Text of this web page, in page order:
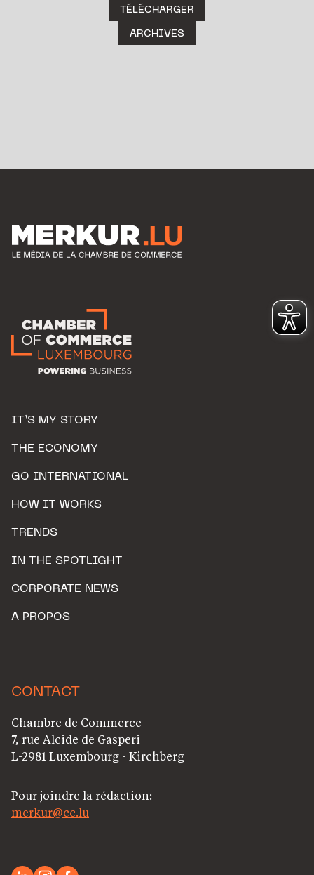
TÉLÉCHARGER
ARCHIVES
IT’S MY STORY
THE ECONOMY
GO INTERNATIONAL
HOW IT WORKS
TRENDS
IN THE SPOTLIGHT
CORPORATE NEWS
A PROPOS
CONTACT
Chambre de Commerce
7, rue Alcide de Gasperi
L-2981 Luxembourg - Kirchberg
Pour joindre la rédaction:
merkur@cc.lu